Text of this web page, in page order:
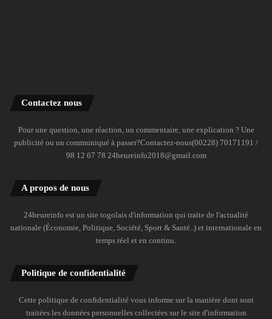
Contactez nous
Pour une question, une réaction, un commentaire, une explication ? Une
publicité ou un communiqué à passer?Contactez-nous(00228) 70171191 /
98 12 67 78 24heureinfo2018@gmail.com
A propos de nous
24heureinfo est un site togolais d'information qui traite de l'actualité
nationale (Économie, Politique, Société, Sport & Santé..) et internationale en
temps réel et en continu.
Politique de confidentialité
Cette politique de confidentialité vous informe sur la manière dont sont
traitées les données personnelles collectées sur le site d'information